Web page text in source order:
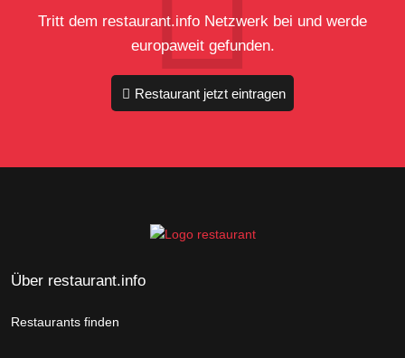
Tritt dem restaurant.info Netzwerk bei und werde
europaweit gefunden.
Restaurant jetzt eintragen
Über restaurant.info
Restaurants finden